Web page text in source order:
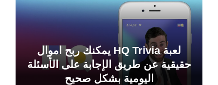
لعبة HQ Trivia يمكنك ربح اموال
حقيقية عن طريق الإجابة على الأسئلة
اليومية بشكل صحيح